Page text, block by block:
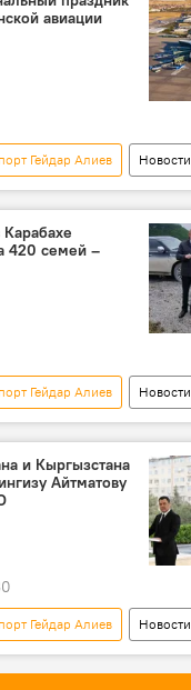
Авиалинии" (AZAL)
авиации
Гейдар Алиев
Новости
Баку
лоукостер
Карабахе
420 семей –
Гейдар Алиев
Новости
Беларусь
Баку
и Кыргызстана
Айтматову
Гейдар Алиев
Новости
Кыргызстан